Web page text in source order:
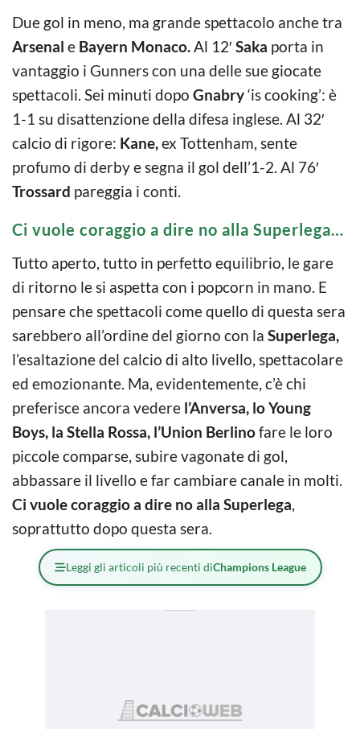
Due gol in meno, ma grande spettacolo anche tra
Arsenal e Bayern Monaco.Al 12′ Saka porta in
vantaggio i Gunners con una delle sue giocate
spettacoli. Sei minuti dopo Gnabry‘is cooking’: è
1-1 su disattenzione della difesa inglese. Al 32′
calcio di rigore: Kane,ex Tottenham, sente
profumo di derby e segna il gol dell’1-2. Al 76′
Trossard pareggia i conti.
Ci vuole coraggio a dire no alla Superlega…
Tutto aperto, tutto in perfetto equilibrio, le gare
di ritorno le si aspetta con i popcorn in mano. E
pensare che spettacoli come quello di questa sera
sarebbero all’ordine del giorno con la Superlega,
l’esaltazione del calcio di alto livello, spettacolare
ed emozionante. Ma, evidentemente, c’è chi
preferisce ancora vedere l’Anversa, lo Young
Boys, la Stella Rossa, l’Union Berlinofare le loro
piccole comparse, subire vagonate di gol,
abbassare il livello e far cambiare canale in molti.
Ci vuole coraggio a dire no alla Superlega,
soprattutto dopo questa sera.
Leggi gli articoli più recenti diChampions League